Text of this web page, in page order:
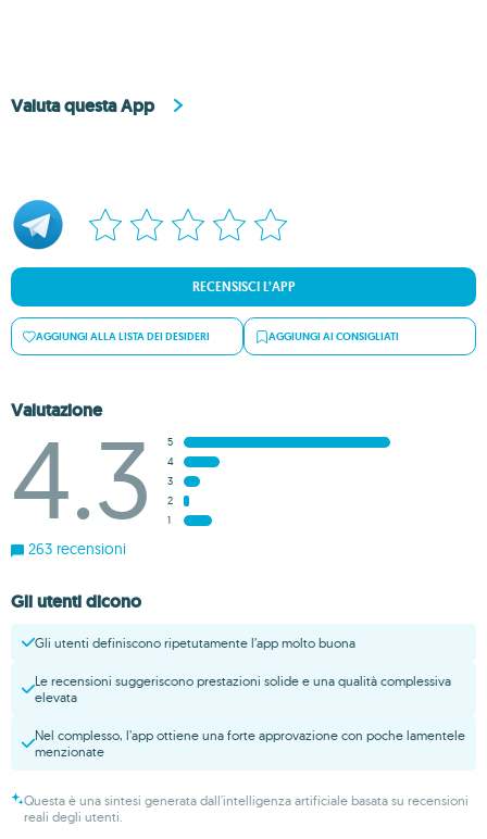
Valuta questa App
RECENSISCI L’APP
AGGIUNGI ALLA LISTA DEI DESIDERI AGGIUNGI AI CONSIGLIATI
Valutazione
4.3
5
4
3
2
1
263 recensioni
Gli utenti dicono
Gli utenti definiscono ripetutamente l’app molto buona
Le recensioni suggeriscono prestazioni solide e una qualità complessiva
elevata
Nel complesso, l’app ottiene una forte approvazione con poche lamentele
menzionate
Questa è una sintesi generata dall'intelligenza artificiale basata su recensioni
reali degli utenti.